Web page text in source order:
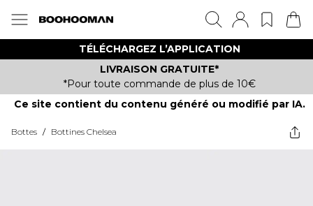
TÉLÉCHARGEZ L’APPLICATION
LIVRAISON GRATUITE*
*Pour toute commande de plus de 10€
Ce site contient du contenu généré ou modifié par IA.
Bottes / Bottines Chelsea